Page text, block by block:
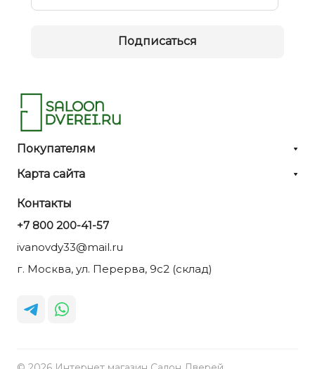
Подписаться
Покупателям
Карта сайта
Контакты
+7 800 200-41-57
ivanovdy33@mail.ru
г. Москва, ул. Перерва, 9с2 (склад)